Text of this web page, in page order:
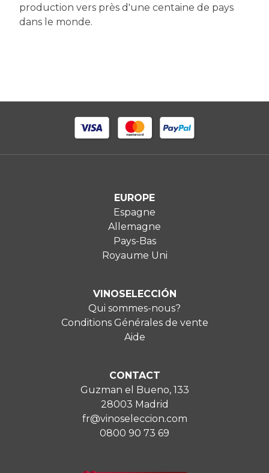
production vers près d'une centaine de pays
dans le monde.
EUROPE
Espagne
Allemagne
Pays-Bas
Royaume Uni
VINOSELECCIÓN
Qui sommes-nous?
Conditions Générales de vente
Aide
CONTACT
Guzman el Bueno, 133
28003 Madrid
fr@vinoseleccion.com
0800 90 73 69